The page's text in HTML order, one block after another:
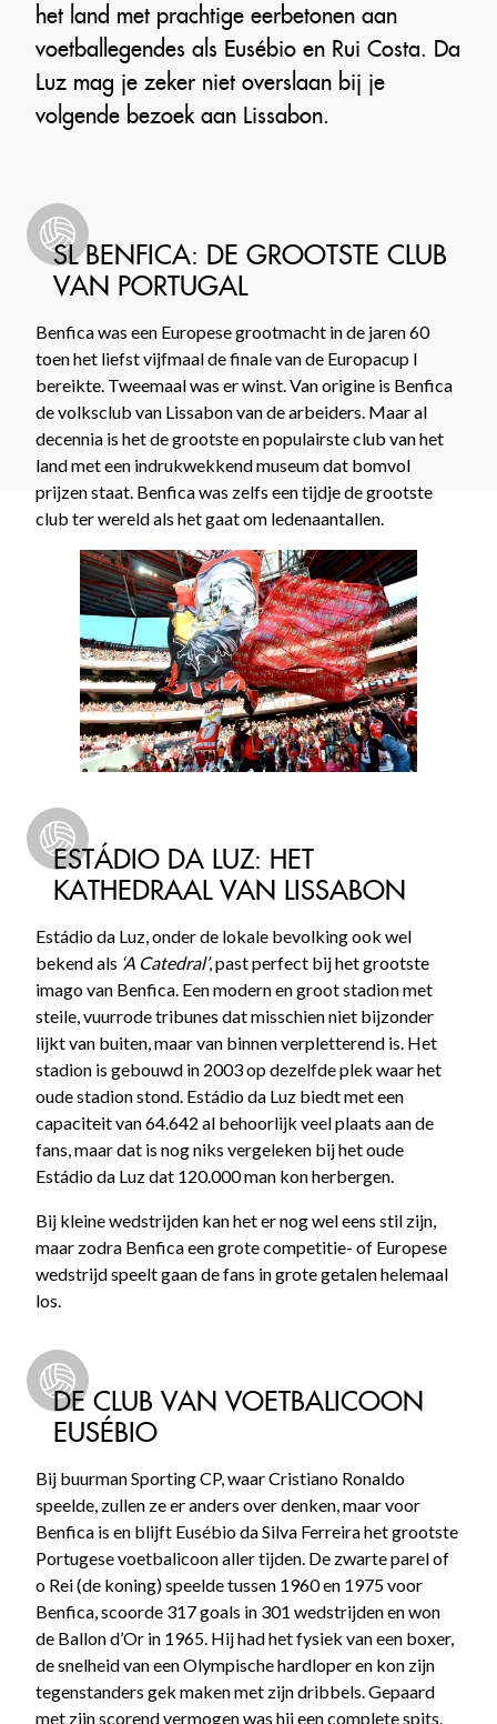
het land met prachtige eerbetonen aan
voetballegendes als Eusébio en Rui Costa. Da
Luz mag je zeker niet overslaan bij je
volgende bezoek aan Lissabon.
SL BENFICA: DE GROOTSTE CLUB
VAN PORTUGAL
Benfica was een Europese grootmacht in de jaren 60
toen het liefst vijfmaal de finale van de Europacup I
bereikte. Tweemaal was er winst. Van origine is Benfica
de volksclub van Lissabon van de arbeiders. Maar al
decennia is het de grootste en populairste club van het
land met een indrukwekkend museum dat bomvol
prijzen staat. Benfica was zelfs een tijdje de grootste
club ter wereld als het gaat om ledenaantallen.
ESTÁDIO DA LUZ: HET
KATHEDRAAL VAN LISSABON
Estádio da Luz, onder de lokale bevolking ook wel
bekend als ‘A Catedral’, past perfect bij het grootste
imago van Benfica. Een modern en groot stadion met
steile, vuurrode tribunes dat misschien niet bijzonder
lijkt van buiten, maar van binnen verpletterend is. Het
stadion is gebouwd in 2003 op dezelfde plek waar het
oude stadion stond. Estádio da Luz biedt met een
capaciteit van 64.642 al behoorlijk veel plaats aan de
fans, maar dat is nog niks vergeleken bij het oude
Estádio da Luz dat 120.000 man kon herbergen.
Bij kleine wedstrijden kan het er nog wel eens stil zijn,
maar zodra Benfica een grote competitie- of Europese
wedstrijd speelt gaan de fans in grote getalen helemaal
los.
DE CLUB VAN VOETBALICOON
EUSÉBIO
Bij buurman Sporting CP, waar Cristiano Ronaldo
speelde, zullen ze er anders over denken, maar voor
Benfica is en blijft Eusébio da Silva Ferreira het grootste
Portugese voetbalicoon aller tijden. De zwarte parel of
o Rei (de koning) speelde tussen 1960 en 1975 voor
Benfica, scoorde 317 goals in 301 wedstrijden en won
de Ballon d’Or in 1965. Hij had het fysiek van een boxer,
de snelheid van een Olympische hardloper en kon zijn
tegenstanders gek maken met zijn dribbels. Gepaard
met zijn scorend vermogen was hij een complete spits.